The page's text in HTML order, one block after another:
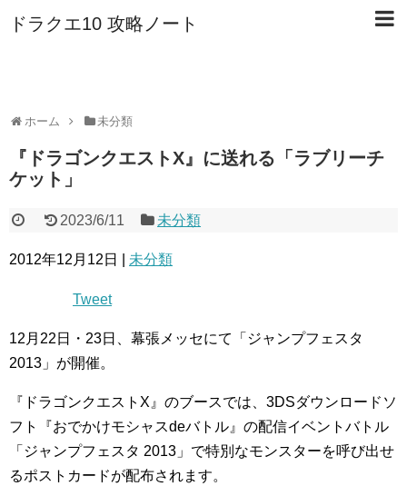
ドラクエ10 攻略ノート
ホーム 未分類
『ドラゴンクエストX』に送れる「ラブリーチ
ケット」
2023/6/11 未分類
2012年12月12日 | 未分類
Tweet
12月22日・23日、幕張メッセにて「ジャンプフェスタ
2013」が開催。
『ドラゴンクエストX』のブースでは、3DSダウンロードソ
フト『おでかけモシャスdeバトル』の配信イベントバトル
「ジャンプフェスタ 2013」で特別なモンスターを呼び出せ
るポストカードが配布されます。